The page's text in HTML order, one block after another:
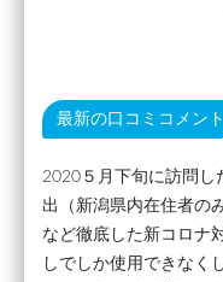
最新の口コミコメント
2020５月下旬に訪問し
出（新潟県内在住者の
など徹底した新コロナ
しでしか使用できなく